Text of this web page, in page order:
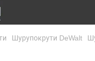
Шурупокрути DeWalt